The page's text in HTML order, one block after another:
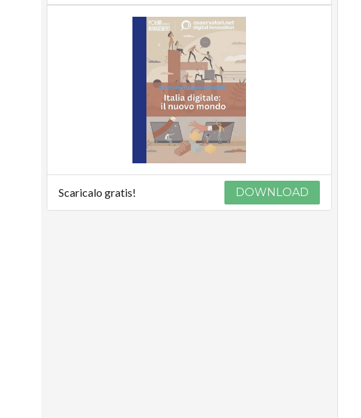
Scaricalo gratis! DOWNLOAD